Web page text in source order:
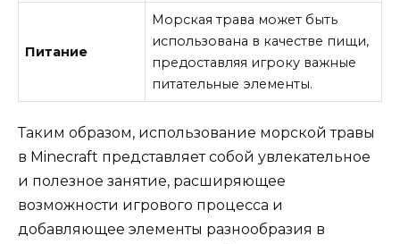
Питание
Морская трава может быть
использована в качестве пищи,
предоставляя игроку важные
питательные элементы.
Таким образом, использование морской травы
в Minecraft представляет собой увлекательное
и полезное занятие, расширяющее
возможности игрового процесса и
добавляющее элементы разнообразия в